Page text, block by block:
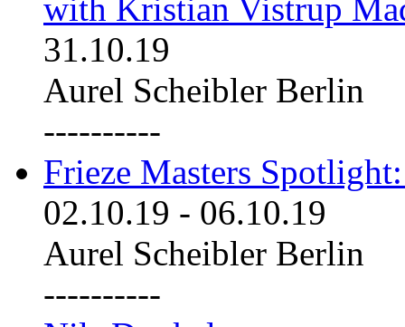
with Kristian Vistrup
31.10.19
Aurel Scheibler Berlin
----------
Frieze Masters
02.10.19 - 06.10.19
Aurel Scheibler Berlin
----------